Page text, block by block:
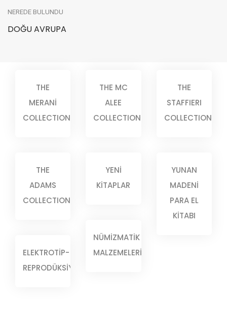
NEREDE BULUNDU
DOĞU AVRUPA
THE
MERANİ
COLLECTION
THE MC
ALEE
COLLECTION
THE
STAFFIERI
COLLECTION
THE
ADAMS
COLLECTION
YENİ
KİTAPLAR
YUNAN
MADENİ
PARA EL
KİTABI
NÜMİZMATİK
MALZEMELERİ
ELEKTROTİP-
REPRODÜKSİYON